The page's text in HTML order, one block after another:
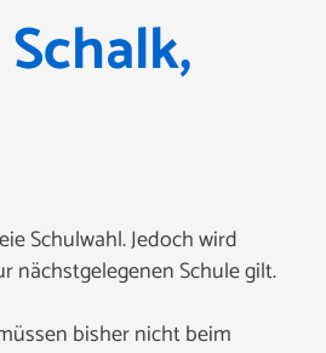
Schulwahl. Jedoch wird
nächstgelegenen Schule gilt.
bisher nicht beim